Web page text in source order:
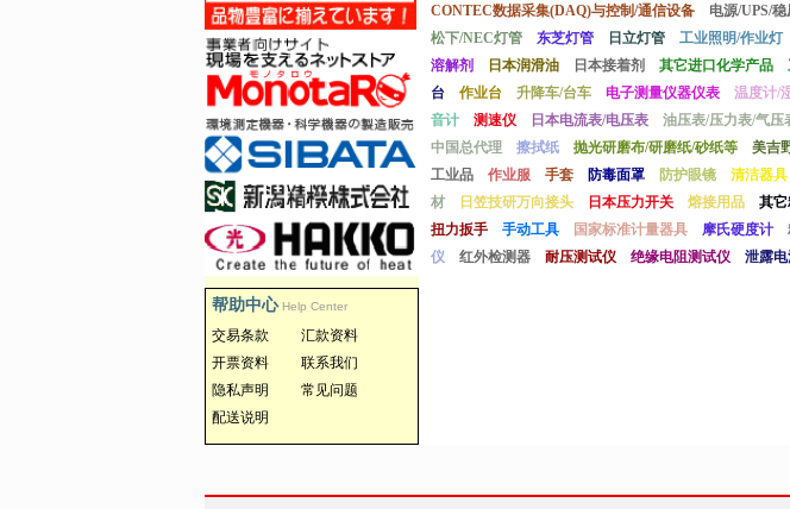
帮助中心 Help Center
交易条款
汇款资料
开票资料
联系我们
隐私声明
常见问题
配送说明
CONTEC数据采集(DAQ)与控制/通信设备
电源/UPS/
松下/NEC灯管
东芝灯管 日立灯管 工业照明/作业灯
溶解剂
日本润滑油 日本接着剂 其它进口化学产品
台
作业台 升降车/台车 电子测量仪器仪表 温度计/
音计
测速仪 日本电流表/电压表 油压表/压力表/气压
中国总代理
擦拭纸 抛光研磨布/研磨纸/砂纸等 美吉
工业品
作业服 手套 防毒面罩 防护眼镜 清洁器具
材
日笠技研万向接头 日本压力开关 熔接用品 其
扭力扳手
手动工具 国家标准计量器具 摩氏硬度计
仪
红外检测器 耐压测试仪 绝缘电阻测试仪 泄露